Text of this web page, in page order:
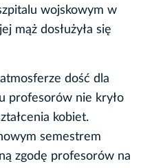
wojskowym w
mąż dosłużyła się
dość dla
profesorów nie kryło
kobiet.
semestrem
zgodę profesorów na